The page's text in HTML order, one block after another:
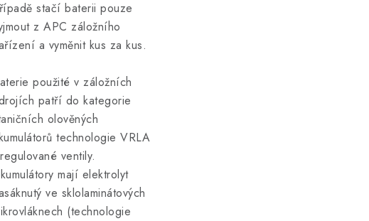
stačí baterii pouze
z APC záložního
a vyměnit kus za kus.
použité v záložních
patří do kategorie
olověných
technologie VRLA
ventily.
mají elektrolyt
ve sklolaminátových
(technologie